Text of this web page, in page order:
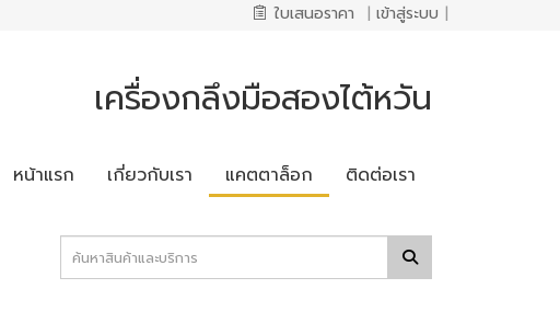
ใบเสนอราคา | เข้าสู่ระบบ |
เครื่องกลึงมือสองไต้หวัน
หน้าแรก เกี่ยวกับเรา แคตตาล็อก ติดต่อเรา